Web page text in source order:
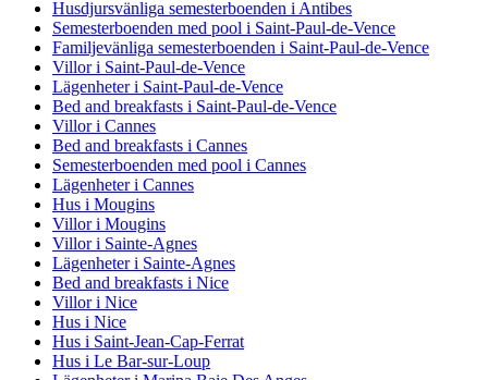
Husdjursvänliga semesterboenden i Antibes
Semesterboenden med pool i Saint-Paul-de-Vence
Familjevänliga semesterboenden i Saint-Paul-de-Vence
Villor i Saint-Paul-de-Vence
Lägenheter i Saint-Paul-de-Vence
Bed and breakfasts i Saint-Paul-de-Vence
Villor i Cannes
Bed and breakfasts i Cannes
Semesterboenden med pool i Cannes
Lägenheter i Cannes
Hus i Mougins
Villor i Mougins
Villor i Sainte-Agnes
Lägenheter i Sainte-Agnes
Bed and breakfasts i Nice
Villor i Nice
Hus i Nice
Hus i Saint-Jean-Cap-Ferrat
Hus i Le Bar-sur-Loup